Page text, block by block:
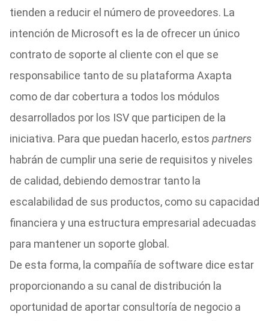
tienden a reducir el número de proveedores. La
intención de Microsoft es la de ofrecer un único
contrato de soporte al cliente con el que se
responsabilice tanto de su plataforma Axapta
como de dar cobertura a todos los módulos
desarrollados por los ISV que participen de la
iniciativa. Para que puedan hacerlo, estos partners
habrán de cumplir una serie de requisitos y niveles
de calidad, debiendo demostrar tanto la
escalabilidad de sus productos, como su capacidad
financiera y una estructura empresarial adecuadas
para mantener un soporte global.
De esta forma, la compañía de software dice estar
proporcionando a su canal de distribución la
oportunidad de aportar consultoría de negocio a